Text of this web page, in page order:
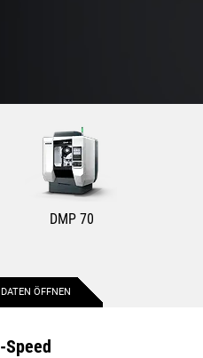
DMP 70
ÖFFNEN